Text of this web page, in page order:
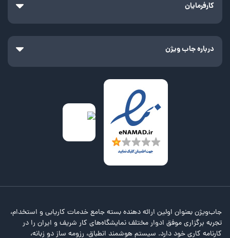
کارفرمایان
درباره جاب ویژن
جاب‌ویژن بعنوان اولین ارائه دهنده بسته جامع خدمات کاریابی و استخدام،
تجربه برگزاری موفق ادوار مختلف نمایشگاه‌های کار شریف و ایران را در
کارنامه کاری خود دارد. سیستم هوشمند انطباق، رزومه ساز دو زبانه،